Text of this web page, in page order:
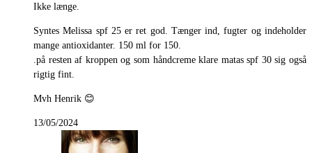
Ikke længe.
Syntes Melissa spf 25 er ret god. Tænger ind, fugter og indeholder
mange antioxidanter. 150 ml for 150.
.på resten af kroppen og som håndcreme klare matas spf 30 sig også
rigtig fint.
Mvh Henrik 😊
13/05/2024